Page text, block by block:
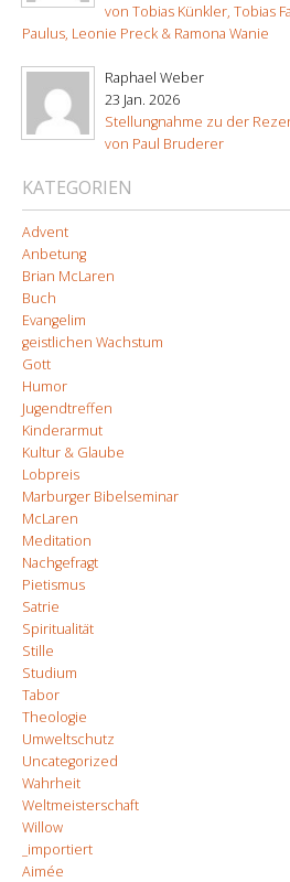
von Tobias Künkler, Tobias
Paulus, Leonie Preck & Ramona Wanie
Raphael Weber
23 Jan. 2026
Stellungnahme zu der
von Paul Bruderer
KATEGORIEN
Advent
Anbetung
Brian McLaren
Buch
Evangelim
geistlichen Wachstum
Gott
Humor
Jugendtreffen
Kinderarmut
Kultur & Glaube
Lobpreis
Marburger Bibelseminar
McLaren
Meditation
Nachgefragt
Pietismus
Satrie
Spiritualität
Stille
Studium
Tabor
Theologie
Umweltschutz
Uncategorized
Wahrheit
Weltmeisterschaft
Willow
_importiert
Aimée